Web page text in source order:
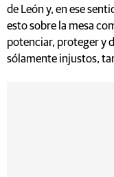
de León y, en ese
esto sobre la mesa
potenciar, proteger y
sólamente injustos,